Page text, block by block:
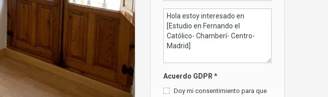
Acuerdo GDPR *
Doy mi consentimiento para que